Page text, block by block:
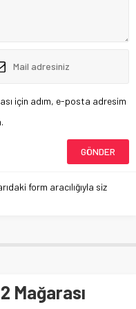
için adım, e-posta adresim
form aracılığıyla siz
Mağarası